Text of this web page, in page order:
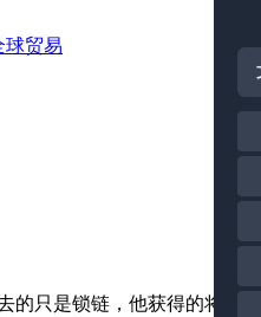
球贸易
的只是锁链，他获得的将是